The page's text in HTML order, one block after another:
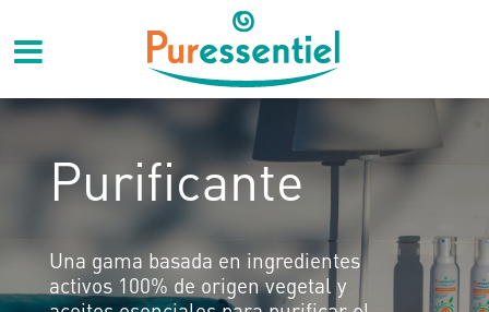
Purificante
Una gama basada en ingredientes
activos 100% de origen vegetal y